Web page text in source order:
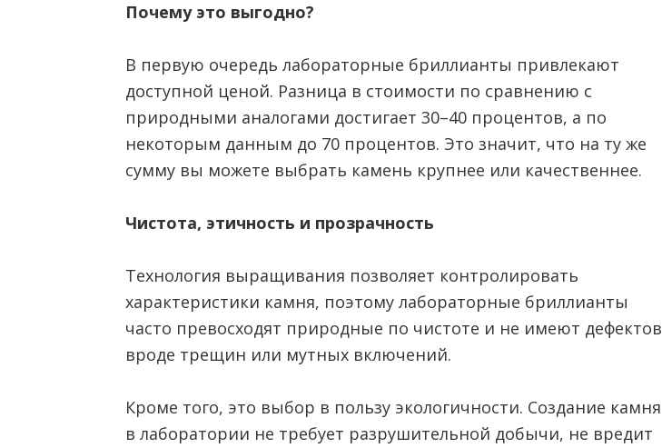
Почему это выгодно?
В первую очередь лабораторные бриллианты привлекают
доступной ценой. Разница в стоимости по сравнению с
природными аналогами достигает 30–40 процентов, а по
некоторым данным до 70 процентов. Это значит, что на ту же
сумму вы можете выбрать камень крупнее или качественнее.
Чистота, этичность и прозрачность
Технология выращивания позволяет контролировать
характеристики камня, поэтому лабораторные бриллианты
часто превосходят природные по чистоте и не имеют дефектов
вроде трещин или мутных включений.
Кроме того, это выбор в пользу экологичности. Создание камня
в лаборатории не требует разрушительной добычи, не вредит